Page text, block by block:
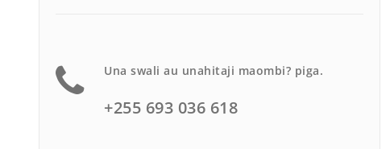
Una swali au unahitaji maombi? piga.
+255 693 036 618